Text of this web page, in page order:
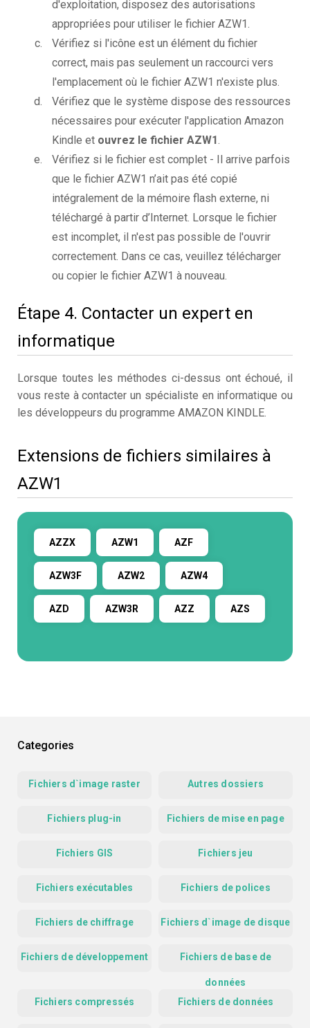
d'exploitation, disposez des autorisations
appropriées pour utiliser le fichier AZW1.
Vérifiez si l'icône est un élément du fichier
correct, mais pas seulement un raccourci vers
l'emplacement où le fichier AZW1 n'existe plus.
Vérifiez que le système dispose des ressources
nécessaires pour exécuter l'application Amazon
Kindle et ouvrez le fichier AZW1.
Vérifiez si le fichier est complet - Il arrive parfois
que le fichier AZW1 n’ait pas été copié
intégralement de la mémoire flash externe, ni
téléchargé à partir d’Internet. Lorsque le fichier
est incomplet, il n'est pas possible de l'ouvrir
correctement. Dans ce cas, veuillez télécharger
ou copier le fichier AZW1 à nouveau.
Étape 4. Contacter un expert en
informatique
Lorsque toutes les méthodes ci-dessus ont échoué, il
vous reste à contacter un spécialiste en informatique ou
les développeurs du programme AMAZON KINDLE.
Extensions de fichiers similaires à
AZW1
AZZX AZW1 AZF
AZW3F AZW2 AZW4
AZD AZW3R AZZ AZS
Categories
Fichiers d`image raster Autres dossiers
Fichiers plug-in Fichiers de mise en page
Fichiers GIS Fichiers jeu
Fichiers exécutables Fichiers de polices
Fichiers de chiffrage Fichiers d`image de disque
Fichiers de développement Fichiers de base de
données
Fichiers compressés
Fichiers de données